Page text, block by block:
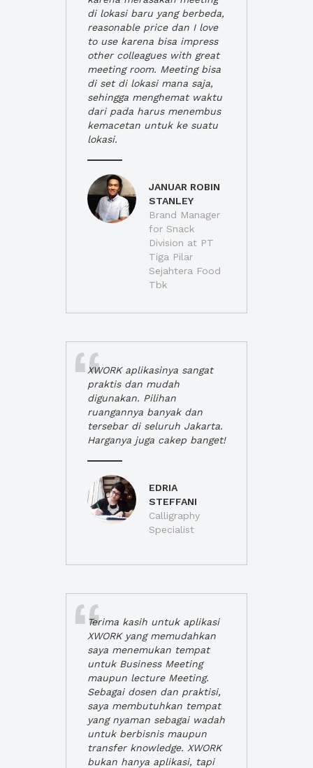
di lokasi baru yang berbeda,
reasonable price dan I love
to use karena bisa impress
other colleagues with great
meeting room. Meeting bisa
di set di lokasi mana saja,
sehingga menghemat waktu
dari pada harus menembus
kemacetan untuk ke suatu
lokasi.
JANUAR ROBIN
STANLEY
Brand Manager
for Snack
Division at PT
Tiga Pilar
Sejahtera Food
Tbk
XWORK aplikasinya sangat
praktis dan mudah
digunakan. Pilihan
ruangannya banyak dan
tersebar di seluruh Jakarta.
Harganya juga cakep banget!
EDRIA
STEFFANI
Calligraphy
Specialist
Terima kasih untuk aplikasi
XWORK yang memudahkan
saya menemukan tempat
untuk Business Meeting
maupun lecture Meeting.
Sebagai dosen dan praktisi,
saya membutuhkan tempat
yang nyaman sebagai wadah
untuk berbisnis maupun
transfer knowledge. XWORK
bukan hanya aplikasi, tapi